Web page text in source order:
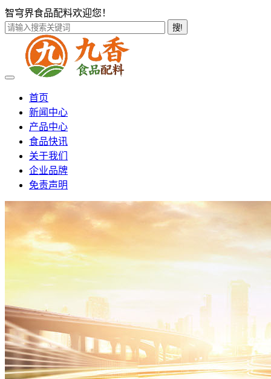
智穹界食品配料欢迎您！
搜!
首页
新闻中心
产品中心
食品快讯
关于我们
企业品牌
免责声明